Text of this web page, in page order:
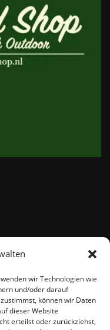
wir Technologien wie
und/oder darauf
können wir Daten
dieser Website
erteilst oder zurückziehst,